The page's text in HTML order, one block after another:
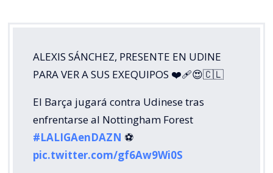
ALEXIS SÁNCHEZ, PRESENTE EN UDINE
PARA VER A SUS EXEQUIPOS ❤️‍🩹😍🇨🇱
El Barça jugará contra Udinese tras
enfrentarse al Nottingham Forest
#LALIGAenDAZN ⚽️
pic.twitter.com/gf6Aw9Wi0S